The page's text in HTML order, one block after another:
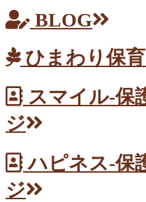
BLOG
ひまわり保
スマイル-保
ジ
ハピネス-保
ジ